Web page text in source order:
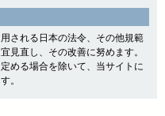
される日本の法令、その他規範
見直し、その改善に努めます。
める場合を除いて、当サイトに
。